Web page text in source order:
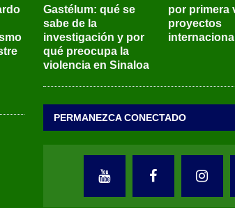
Gastélum: qué se
sabe de la
investigación y por
qué preocupa la
violencia en Sinaloa
por primera
proyectos
PERMANEZCA CONECTADO